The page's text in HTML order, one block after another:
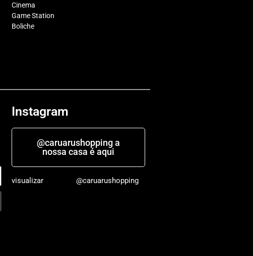
Cinema
Game Station
Boliche
Instagram
@caruarushopping a
nossa casa é aqui
visualizar @caruarushopping